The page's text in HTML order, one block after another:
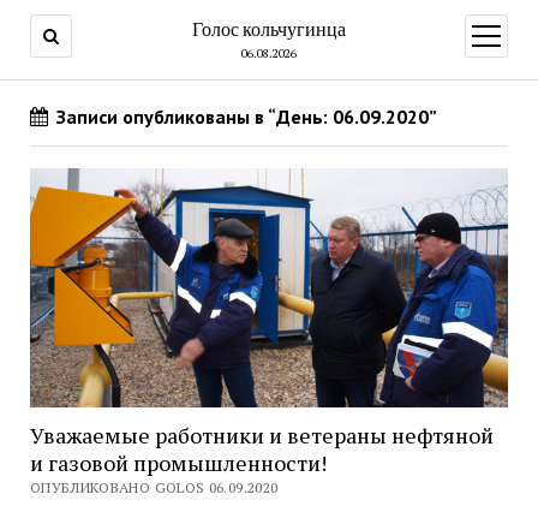
Голос кольчугинца
06.08.2026
меню
Записи опубликованы в “День: 06.09.2020”
Уважаемые работники и ветераны нефтяной
и газовой промышленности!
ОПУБЛИКОВАНО GOLOS 06.09.2020